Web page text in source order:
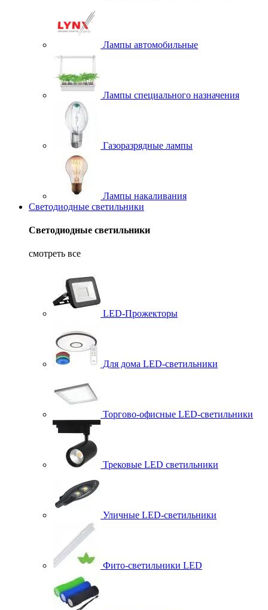
Лампы автомобильные
Лампы специального назначения
Газоразрядные лампы
Лампы накаливания
Светодиодные светильники
Светодиодные светильники
смотреть все
LED-Прожекторы
Для дома LED-светильники
Торгово-офисные LED-светильники
Трековые LED светильники
Уличные LED-светильники
Фито-светильники LED